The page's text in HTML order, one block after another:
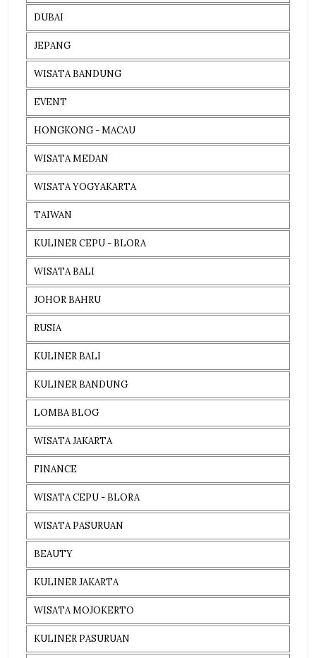
DUBAI
JEPANG
WISATA BANDUNG
EVENT
HONGKONG - MACAU
WISATA MEDAN
WISATA YOGYAKARTA
TAIWAN
KULINER CEPU - BLORA
WISATA BALI
JOHOR BAHRU
RUSIA
KULINER BALI
KULINER BANDUNG
LOMBA BLOG
WISATA JAKARTA
FINANCE
WISATA CEPU - BLORA
WISATA PASURUAN
BEAUTY
KULINER JAKARTA
WISATA MOJOKERTO
KULINER PASURUAN